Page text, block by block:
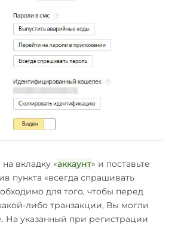
вкладку «аккаунт» и поставьте
пункта «всегда спрашивать
для того, чтобы перед
либо транзакции, Вы могли
На указанный при регистрации